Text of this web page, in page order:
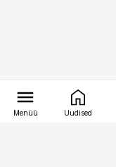
Menüü Uudised